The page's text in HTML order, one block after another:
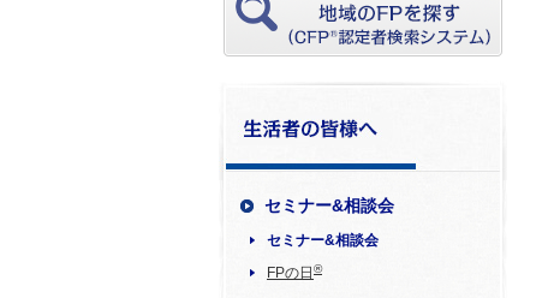
セミナー&相談会
セミナー&相談会
FPの日 ®